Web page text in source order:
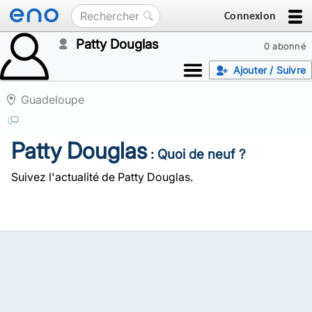
Connexion
0 abonné
Patty Douglas
Ajouter / Suivre
Guadeloupe
Patty Douglas: Quoi de neuf ?
Suivez l'actualité de Patty Douglas.